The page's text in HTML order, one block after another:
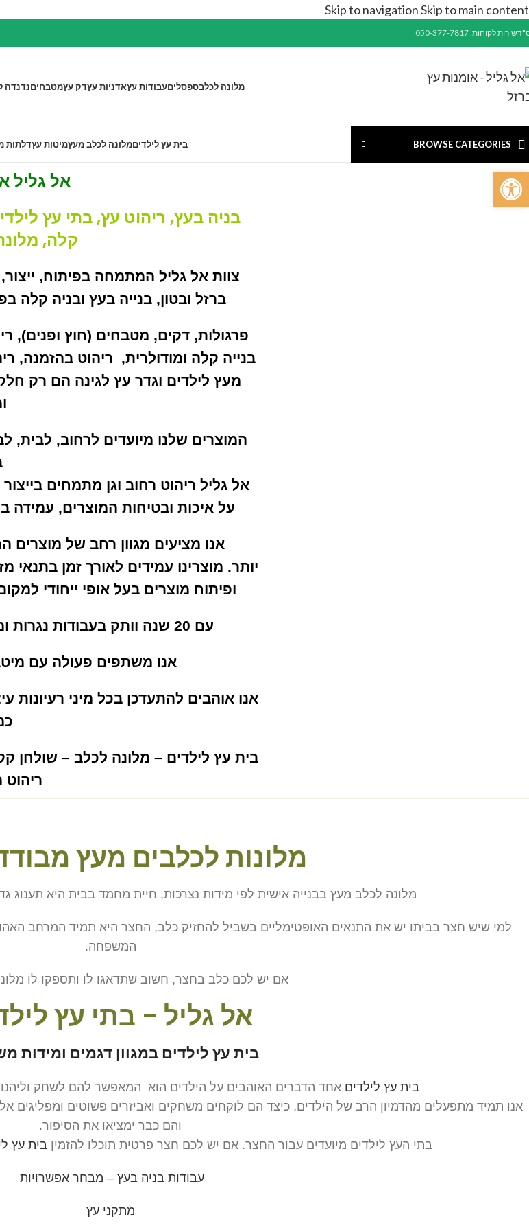
Skip to navigationSkip to main content
שירות לקוחות: 050-377-7817
מלונה לכלבספסליםעבודות עץאדניות עץדק עץמטבחיםנדנדה
BROWSE CATEGORIES בית עץ לילדיםמלונה לכלב מעץמיטות עץדלתות
אל גליל
בניה בעץ, ריהוט עץ, בתי עץ
קלה,
צוות אל גליל המתמחה בפיתוח,
ברזל ובטון, בנייה בעץ ובניה קלה
פרגולות, דקים, מטבחים (חוץ ופנים),
בנייה קלה ומודולרית, ריהוט בהזמנה,
מעץ לילדים וגדר עץ לגינה הם רק
המוצרים שלנו מיועדים לרחוב, לבית,
אל גליל ריהוט רחוב וגן מתמחים
על איכות ובטיחות המוצרים, עמידה
אנו מציעים מגוון רחב של מוצרים
יותר. מוצרינו עמידים לאורך זמן בתנאי
ופיתוח מוצרים בעל אופי ייחודי
עם 20 שנה וותק בעבודות נגרות ומסגרות אנו מוכנים לקבל כל אתגר עיצובי.
אנו משתפים פעולה עם
אנו אוהבים להתעדכן בכל מיני רעיונות
בית עץ לילדים – מלונה לכלב– שולחן
מלונות לכלבים מעץ
מלונה לכלב מעץ בבנייה אישית לפי מידות נצרכות, חיית מחמד בבית היא תענוג
למי שיש חצר בביתו יש את התנאים האופטימליים בשביל להחזיק כלב, החצר היא תמיד המרחב
המשפחה.
אם יש לכם כלב בחצר, חשוב שתדאגו לו ותספקו לו
אל גליל - בתי עץ
בית עץ לילדים במגוון דגמים ומידות
בית עץ לילדים אחד הדברים האוהבים על הילדים הוא המאפשר להם לשחק
אנו תמיד מתפעלים מהדמיון הרב של הילדים, כיצד הם לוקחים משחקים ואביזרים פשוטים
והם כבר ימציאו את הסיפור.
בתי העץ לילדים מיועדים עבור החצר. אם יש לכם חצר פרטית תוכלו להזמין בית עץ
עבודות בניה בעץ – מבחר אפשרויות
מתקני עץ
פתח סרגל נגישות